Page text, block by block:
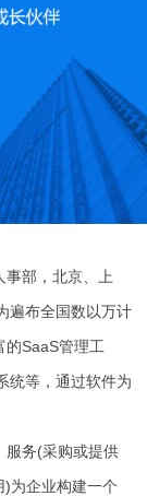
部，北京、上
遍布全国数以万计
的SaaS管理工
统等，通过软件为
务(采购或提供
为企业构建一个